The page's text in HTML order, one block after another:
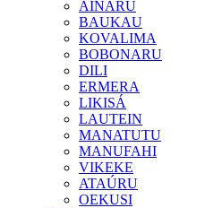
AINARU
BAUKAU
KOVALIMA
BOBONARU
DILI
ERMERA
LIKISÁ
LAUTEIN
MANATUTU
MANUFAHI
VIKEKE
ATAÚRU
OEKUSI